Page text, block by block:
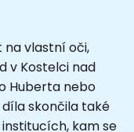
na vlastní oči,
v Kostelci nad
Huberta nebo
díla skončila také
kam se